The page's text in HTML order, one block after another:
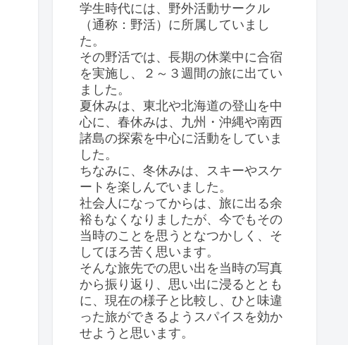
学生時代には、野外活動サークル
（通称：野活）に所属していまし
た。
その野活では、長期の休業中に合宿
を実施し、２～３週間の旅に出てい
ました。
夏休みは、東北や北海道の登山を中
心に、春休みは、九州・沖縄や南西
諸島の探索を中心に活動をしていま
した。
ちなみに、冬休みは、スキーやスケ
ートを楽しんでいました。
社会人になってからは、旅に出る余
裕もなくなりましたが、今でもその
当時のことを思うとなつかしく、そ
してほろ苦く思います。
そんな旅先での思い出を当時の写真
から振り返り、思い出に浸るととも
に、現在の様子と比較し、ひと味違
った旅ができるようスパイスを効か
せようと思います。